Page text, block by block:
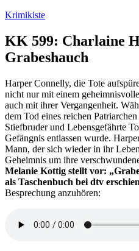
Zum
springen
Krimikiste
KK 599: Charlaine
Grabeshauch
Harper Connelly, die Tote
nicht nur mit einem
auch mit ihrer Vergangenheit.
dem Tod eines reichen
Stiefbruder und Lebensgefährte
Gefängnis entlassen wurde.
Mann, der sich wieder in ihr
Geheimnis um ihre
Melanie Kottig stellt vor:
als Taschenbuch bei dtv
Besprechung anzuhören: